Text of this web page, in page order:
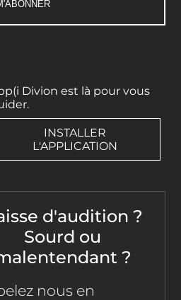
Divion est là pour vous
INSTALLER
L'APPLICATION
d'audition ?
Sourd ou
?
nous en